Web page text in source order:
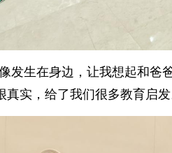
发生在身边，让我想起和爸
真实，给了我们很多教育启发